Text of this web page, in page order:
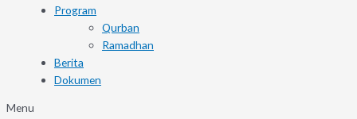
Program
Qurban
Ramadhan
Berita
Dokumen
Menu